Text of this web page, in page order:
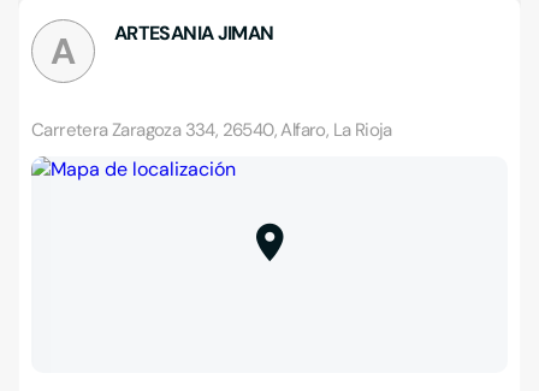
A ARTESANIA JIMAN
Carretera Zaragoza 334, 26540, Alfaro, La Rioja